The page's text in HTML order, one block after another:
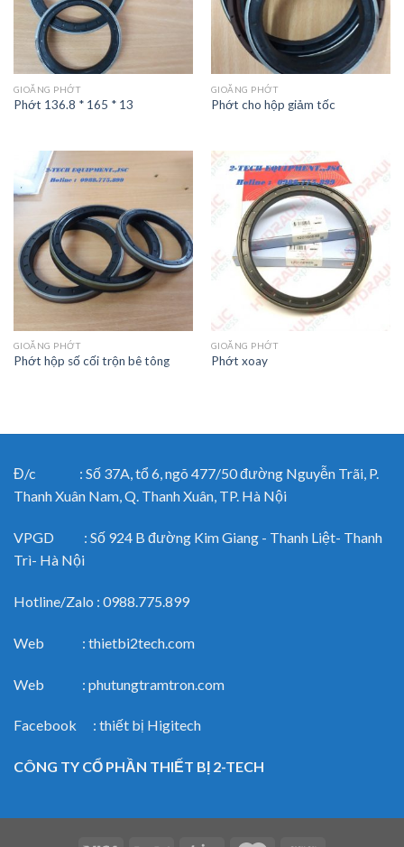
GIOĂNG PHỚT
Phớt 136.8 * 165 * 13
GIOĂNG PHỚT
Phớt cho hộp giảm tốc
GIOĂNG PHỚT
Phớt hộp số cối trộn bê tông
GIOĂNG PHỚT
Phớt xoay
Đ/c : Số 37A, tổ 6, ngõ 477/50 đường Nguyễn Trãi, P.
Thanh Xuân Nam, Q. Thanh Xuân, TP. Hà Nội
VPGD : Số 924 B đường Kim Giang - Thanh Liệt- Thanh
Trì- Hà Nội
Hotline/Zalo : 0988.775.899
Web : thietbi2tech.com
Web : phutungtramtron.com
Facebook : thiết bị Higitech
CÔNG TY CỔ PHẦN THIẾT BỊ 2-TECH